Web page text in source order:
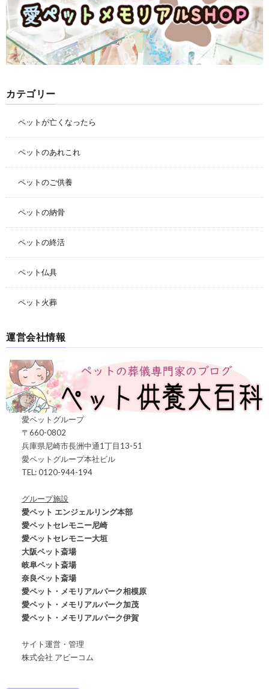
カテゴリー
ペットが亡くなったら
ペットのあれこれ
ペットのご供養
ペットの納骨
ペットの終活
ペット仏具
ペット火葬
運営会社情報
愛ペットグループ
〒660-0802
兵庫県尼崎市長洲中通1丁目13-51
愛ペットグループ本社ビル
TEL: 0120-944-194
グループ施設
愛ペット エンジェルリング本部
愛ペットセレモニー尼崎
愛ペットセレモニー大垣
大阪ペット斎場
岐阜ペット斎場
奈良ペット斎場
愛ペット・メモリアルパーク相模原
愛ペット・メモリアルパーク加茂
愛ペット・メモリアルパーク伊賀
サイト運営・管理
株式会社 アビーコム